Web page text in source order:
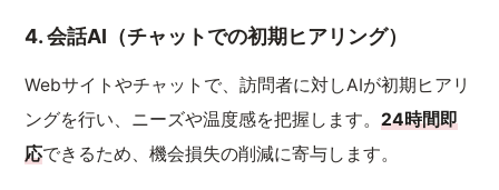
4. 会話AI（チャットでの初期ヒアリング）
Webサイトやチャットで、訪問者に対しAIが初期ヒアリ
ングを行い、ニーズや温度感を把握します。24時間即
応できるため、機会損失の削減に寄与します。